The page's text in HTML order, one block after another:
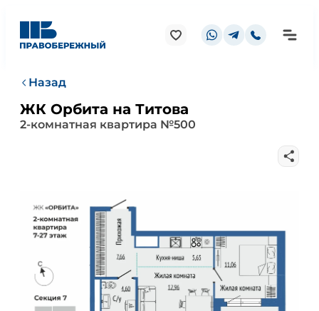
Назад
ЖК Орбита на Титова
2-комнатная квартира №500